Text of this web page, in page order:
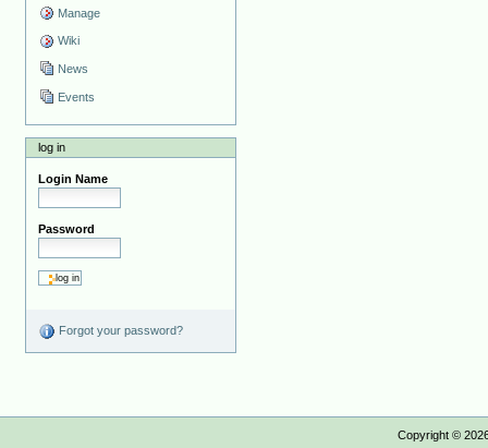
Manage
Wiki
News
Events
log in
Login Name
Password
Forgot your password?
Copyright ©